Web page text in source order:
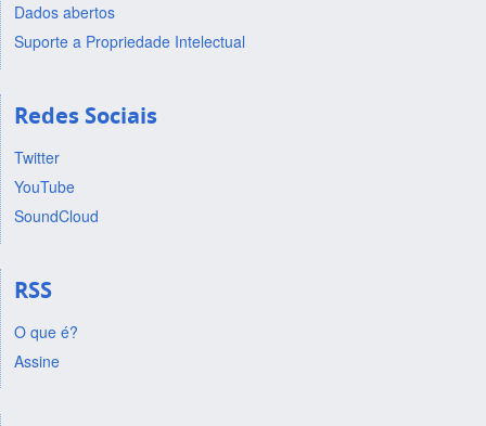
Dados abertos
Suporte a Propriedade Intelectual
Redes Sociais
Twitter
YouTube
SoundCloud
RSS
O que é?
Assine